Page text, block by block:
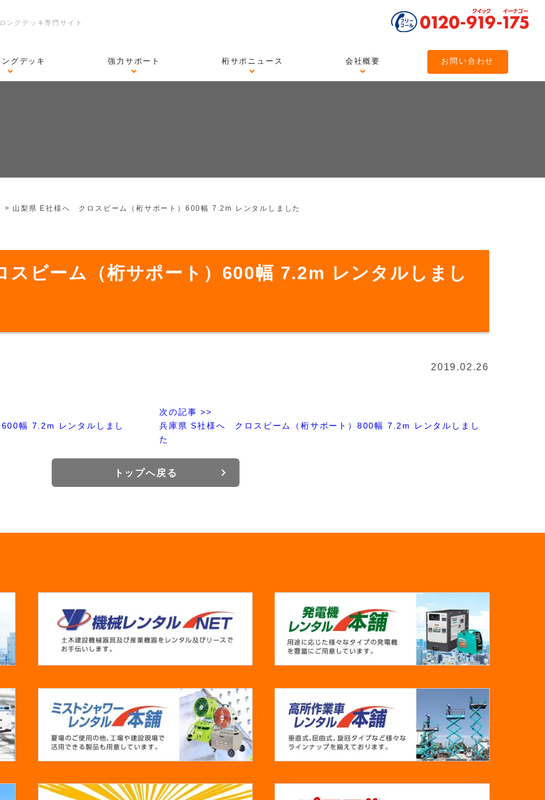
ングデッキ専門サイト
ングデッキ 強力サポート 桁サポニュース 会社概要 お問い合わせ
> 山梨県 E社様へ クロスビーム（桁サポート）600幅 7.2m レンタルしました
ビーム（桁サポート）600幅 7.2m レンタルしまし
2019.02.26
幅 7.2m レンタルしまし
次の記事 >>
兵庫県 S社様へ クロスビーム（桁サポート）800幅 7.2m レンタルしまし
た
トップへ戻る